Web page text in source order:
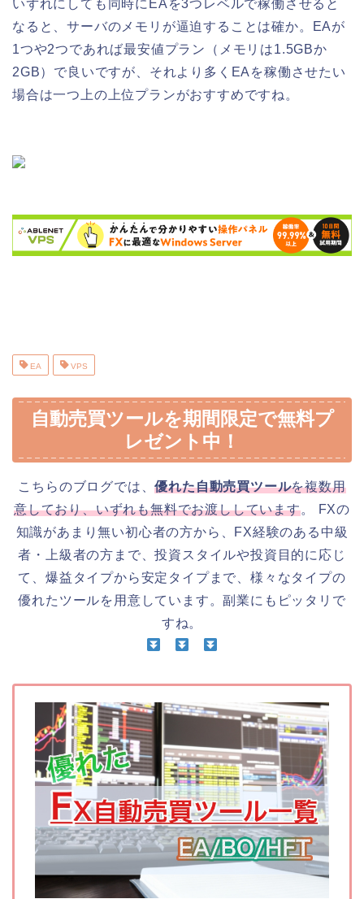
いずれにしても同時にEAを3つレベルで稼働させると
なると、サーバのメモリが逼迫することは確か。EAが
1つや2つであれば最安値プラン（メモリは1.5GBか
2GB）で良いですが、それより多くEAを稼働させたい
場合は一つ上の上位プランがおすすめですね。
EA VPS
自動売買ツールを期間限定で無料プ
レゼント中！
こちらのブログでは、優れた自動売買ツールを複数用
意しており、いずれも無料でお渡ししています。 FXの
知識があまり無い初心者の方から、FX経験のある中級
者・上級者の方まで、投資スタイルや投資目的に応じ
て、爆益タイプから安定タイプまで、様々なタイプの
優れたツールを用意しています。副業にもピッタリで
すね。